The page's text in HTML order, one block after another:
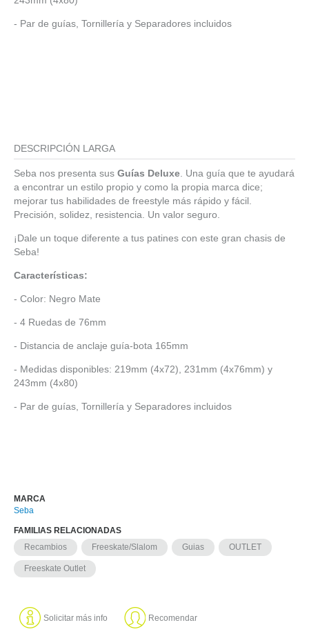
- Par de guías, Tornillería y Separadores incluidos
DESCRIPCIÓN LARGA
Seba nos presenta sus Guías Deluxe . Una guía que te ayudará
a encontrar un estilo propio y como la propia marca dice;
mejorar tus habilidades de freestyle más rápido y fácil.
Precisión, solidez, resistencia. Un valor seguro.
¡Dale un toque diferente a tus patines con este gran chasis de
Seba!
Características:
- Color: Negro Mate
- 4 Ruedas de 76mm
- Distancia de anclaje guía-bota 165mm
- Medidas disponibles: 219mm (4x72), 231mm (4x76mm) y
243mm (4x80)
- Par de guías, Tornillería y Separadores incluidos
MARCA
Seba
FAMILIAS RELACIONADAS
Recambios
Freeskate/Slalom Guias OUTLET
Freeskate Outlet
Solicitar más info Recomendar